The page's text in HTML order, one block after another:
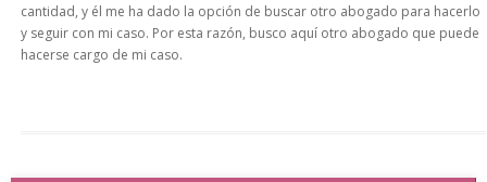
cantidad, y él me ha dado la opción de buscar otro abogado para hacerlo
y seguir con mi caso. Por esta razón, busco aquí otro abogado que puede
hacerse cargo de mi caso.